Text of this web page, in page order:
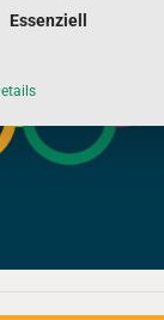
Gruppen, für
Essenziell